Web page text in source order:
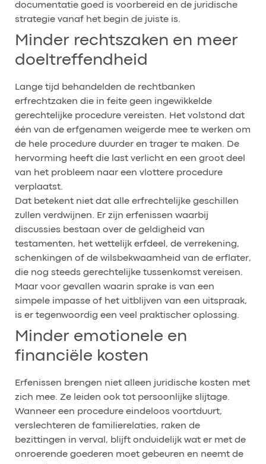
documentatie goed is voorbereid en de juridische
strategie vanaf het begin de juiste is.
Minder rechtszaken en meer
doeltreffendheid
Lange tijd behandelden de rechtbanken
erfrechtzaken die in feite geen ingewikkelde
gerechtelijke procedure vereisten. Het volstond dat
één van de erfgenamen weigerde mee te werken om
de hele procedure duurder en trager te maken. De
hervorming heeft die last verlicht en een groot deel
van het probleem naar een vlottere procedure
verplaatst.
Dat betekent niet dat alle erfrechtelijke geschillen
zullen verdwijnen. Er zijn erfenissen waarbij
discussies bestaan over de geldigheid van
testamenten, het wettelijk erfdeel, de verrekening,
schenkingen of de wilsbekwaamheid van de erflater,
die nog steeds gerechtelijke tussenkomst vereisen.
Maar voor gevallen waarin sprake is van een
simpele impasse of het uitblijven van een uitspraak,
is er tegenwoordig een veel praktischer oplossing.
Minder emotionele en
financiële kosten
Erfenissen brengen niet alleen juridische kosten met
zich mee. Ze leiden ook tot persoonlijke slijtage.
Wanneer een procedure eindeloos voortduurt,
verslechteren de familierelaties, raken de
bezittingen in verval, blijft onduidelijk wat er met de
onroerende goederen moet gebeuren en neemt de